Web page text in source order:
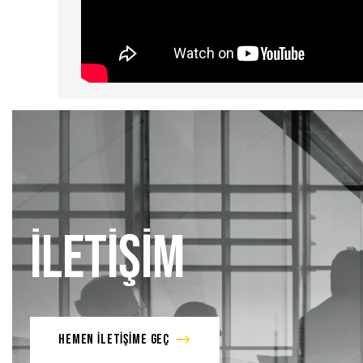
İLETİŞİM
HEMEN İLETİŞİME GEÇ